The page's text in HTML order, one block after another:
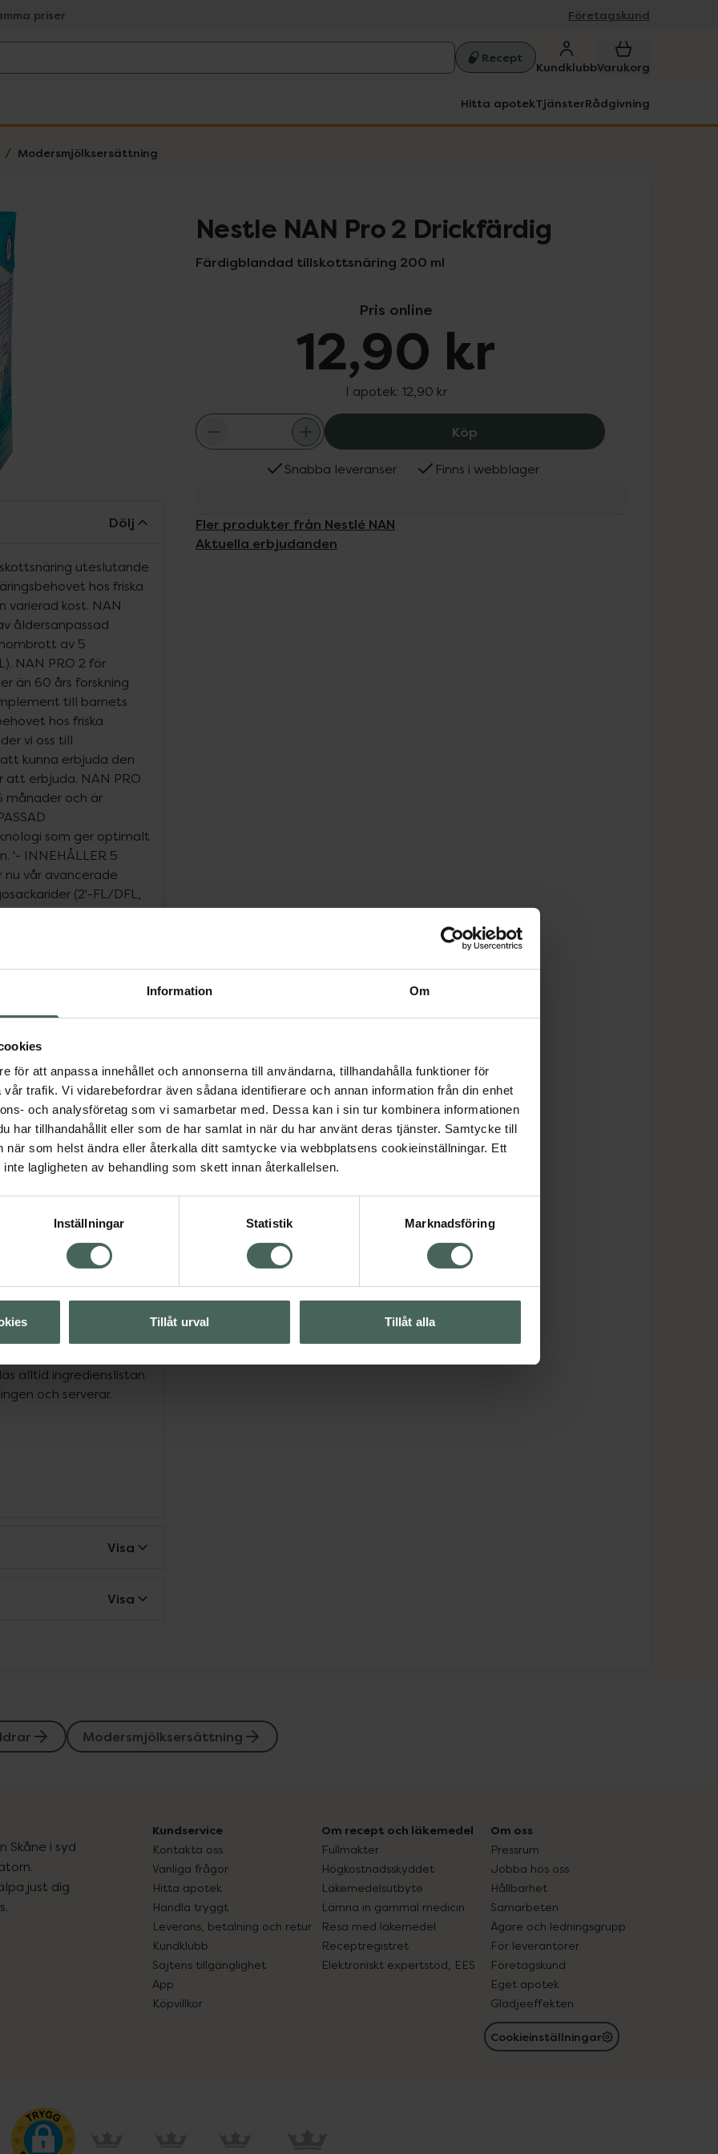
Information Om
för att anpassa innehållet och annonserna till användarna, tillhandahålla funktioner för
trafik. Vi vidarebefordrar även sådana identifierare och annan information från din enhet
och analysföretag som vi samarbetar med. Dessa kan i sin tur kombinera informationen
har tillhandahållit eller som de har samlat in när du har använt deras tjänster. Samtycke till
när som helst ändra eller återkalla ditt samtycke via webbplatsens cookieinställningar. Ett
lagligheten av behandling som skett innan återkallelsen.
Inställningar Statistik Marknadsföring
Tillåt urval Tillåt alla
priser Företagskund
Recept
KundklubbVarukorg
Hitta apotekTjänsterRådgivning
Modersmjölksersättning
Nestle NAN Pro 2 Drickfärdig
Färdigblandad tillskottsnäring 200 ml
Pris online
12,90 kr
I apotek: 12,90 kr
Köp Nestle NAN Pro 2 Drickfärdig, 12.9 kr.
Snabba leveranser Finns i webblager
Fler produkter från Nestlé NAN
Aktuella erbjudanden
Dölj
uteslutande
hos friska
varierad kost. NAN
åldersanpassad
av 5
NAN PRO 2 för
än 60 års forskning
till barnets
hos friska
vi oss till
kunna erbjuda den
att erbjuda. NAN PRO
månader och är
som ger optimalt
'- INNEHÅLLER 5
nu vår avancerade
(2'-FL/DFL,
en oligosackarid
- en av Omega 3-
normalt hos
JÄRN & D-
som bidrar till en
D som är
och utvecklas
funktion hos
vid ett dagligt intag på
balanserad kost och
för att bidra till
'- Förpackningen
på fabriken där
på gårdar över hela
Produkten är
PRO 2 finns både
PRO 2 pulver här
är bäst för
Rådfråga BVC innan
som en del av
är inte avsedd som
6 månader. Från 6
mat. Observera att
alltid ingredienslistan
och serverar.
Visa
Visa
Modersmjölksersättning
Skåne i syd
just dig
Kundservice
Kontakta oss
Vanliga frågor
Hitta apotek
Handla tryggt
Leverans, betalning och retur
Kundklubb
Sajtens tillgänglighet
App
Köpvillkor
Om recept och läkemedel
Fullmakter
Högkostnadsskyddet
Läkemedelsutbyte
Lämna in gammal medicin
Resa med läkemedel
Receptregistret
Elektroniskt expertstöd, EES
Om oss
Pressrum
Jobba hos oss
Hållbarhet
Samarbeten
Ägare och ledningsgrupp
För leverantörer
Företagskund
Eget apotek
Glädjeeffekten
Cookieinställningar